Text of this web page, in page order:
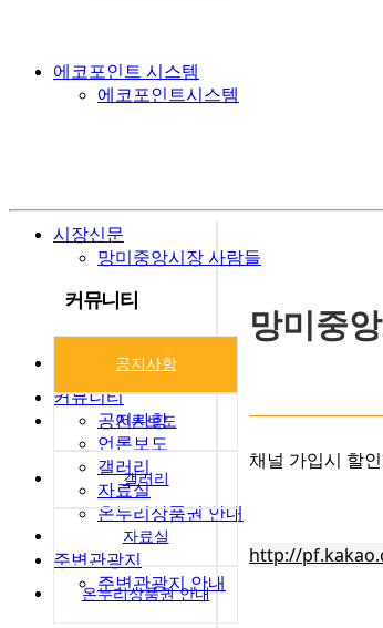
에코포인트 시스템
에코포인트시스템
시장신문
망미중앙시장 사람들
커뮤니티
공지사항
언론보도
갤러리
자료실
온누리상품권 안내
주변관광지
주변관광지 안내
커뮤니티
공지사항
언론보도
갤러리
자료실
온누리상품권 안내
망미중
채널 가입시 할
http://